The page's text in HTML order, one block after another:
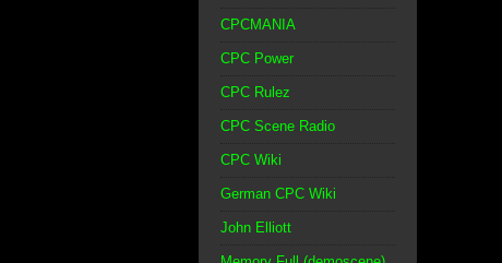
CPCMANIA
CPC Power
CPC Rulez
CPC Scene Radio
CPC Wiki
German CPC Wiki
John Elliott